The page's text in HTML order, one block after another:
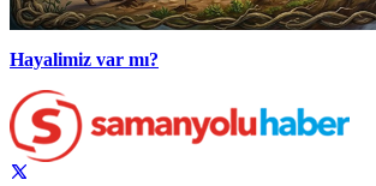
Hayalimiz var mı?